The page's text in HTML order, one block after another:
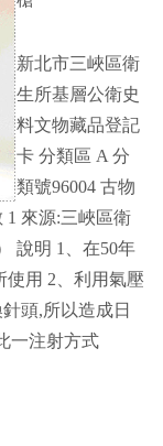
新北市三峽區衛
生所基層公衛史
料文物藏品登記
卡 分類區 A 分
類號96004 古物
1 來源:三峽區衛
說明 1、在50年
用 2、利用氣壓
頭,所以造成日
一注射方式